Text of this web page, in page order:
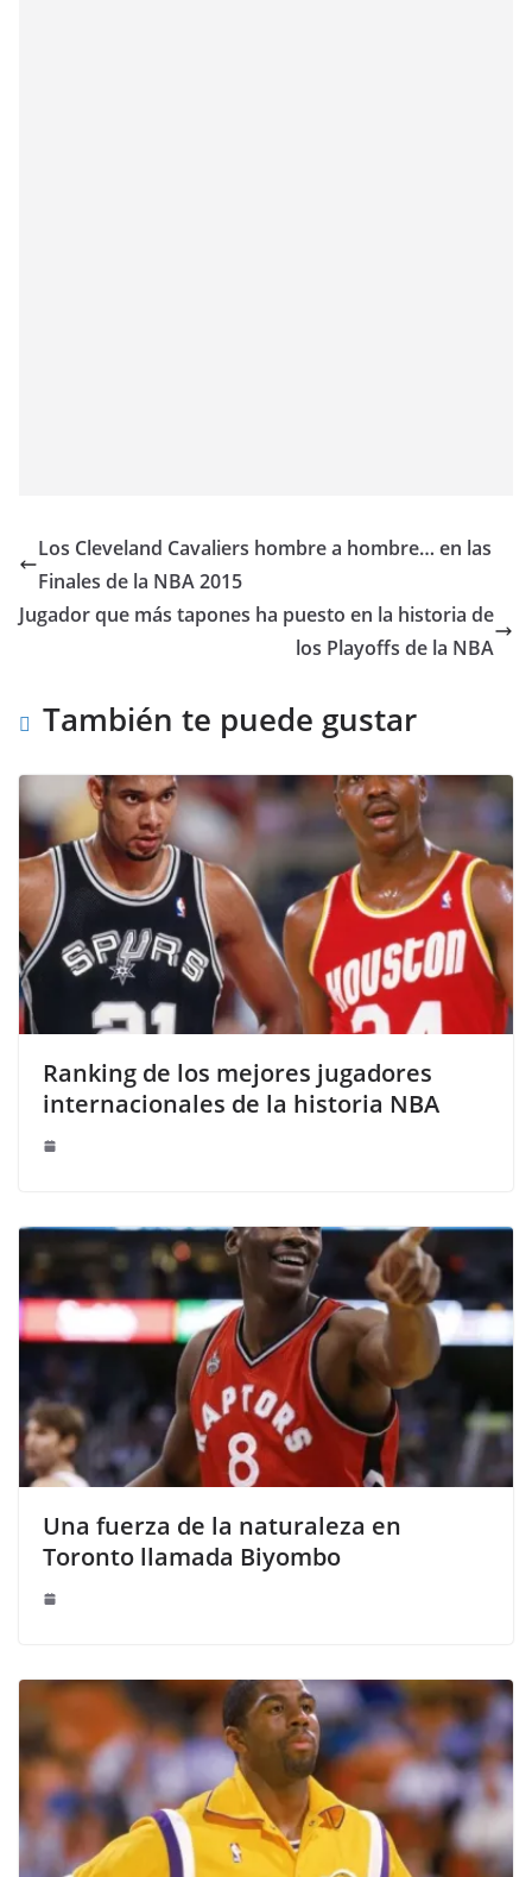
Los Cleveland Cavaliers hombre a hombre… en las
Finales de la NBA 2015
Jugador que más tapones ha puesto en la historia de
los Playoffs de la NBA
También te puede gustar
Ranking de los mejores jugadores
internacionales de la historia NBA
Una fuerza de la naturaleza en
Toronto llamada Biyombo